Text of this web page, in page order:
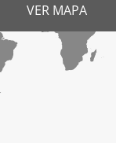
VER MAPA